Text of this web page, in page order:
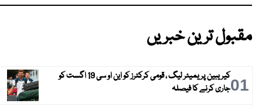
مقبول ترین خبریں
01
کیریبین پریمیئر لیگ ، قومی کرکٹرز کو این او سی 19 اگست کو
جاری کرنے کا فیصلہ